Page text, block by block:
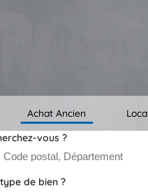
Achat Ancien
vous ?
de bien ?